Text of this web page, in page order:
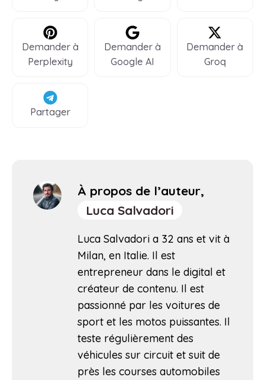
Demander à
Perplexity
Demander à
Google AI
Demander à
Groq
Partager
À propos de l’auteur,
Luca Salvadori
Luca Salvadori a 32 ans et vit à
Milan, en Italie. Il est
entrepreneur dans le digital et
créateur de contenu. Il est
passionné par les voitures de
sport et les motos puissantes. Il
teste régulièrement des
véhicules sur circuit et suit de
près les courses automobiles